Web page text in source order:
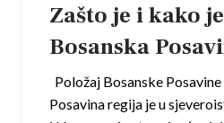
Zašto je i kako
Bosanska
Položaj Bosanske
Posavina regija je u